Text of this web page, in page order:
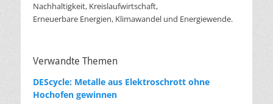
Nachhaltigkeit, Kreislaufwirtschaft,
Erneuerbare Energien, Klimawandel und Energiewende.
Verwandte Themen
DEScycle: Metalle aus Elektroschrott ohne
Hochofen gewinnen